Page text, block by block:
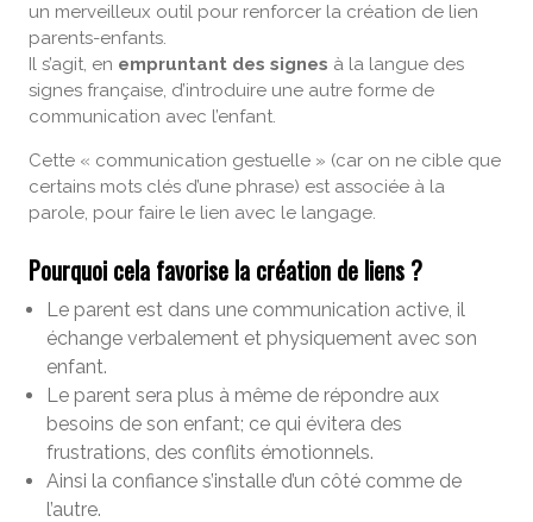
un merveilleux outil pour renforcer la création de lien
parents-enfants.
Il s’agit, en empruntant des signes à la langue des
signes française, d’introduire une autre forme de
communication avec l’enfant.
Cette « communication gestuelle » (car on ne cible que
certains mots clés d’une phrase) est associée à la
parole, pour faire le lien avec le langage.
Pourquoi cela favorise la création de liens ?
Le parent est dans une communication active, il
échange verbalement et physiquement avec son
enfant.
Le parent sera plus à même de répondre aux
besoins de son enfant; ce qui évitera des
frustrations, des conflits émotionnels.
Ainsi la confiance s’installe d’un côté comme de
l’autre.